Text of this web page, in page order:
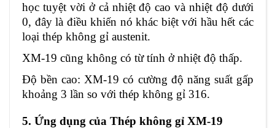
học tuyệt vời ở cả nhiệt độ cao và nhiệt độ dưới
0, đây là điều khiến nó khác biệt với hầu hết các
loại thép không gỉ austenit.
XM-19 cũng không có từ tính ở nhiệt độ thấp.
Độ bền cao: XM-19 có cường độ năng suất gấp
khoảng 3 lần so với thép không gỉ 316.
5. Ứng dụng của Thép không gỉ XM-19